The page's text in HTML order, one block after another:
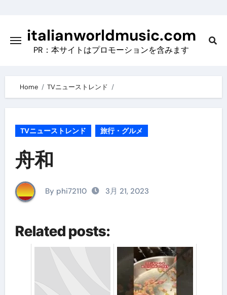
contentitalianworldmusic.com
PR：本サイトはプロモーションを含みます
Home TVニューストレンド
TVニューストレンド 旅行・グルメ
舟和
By phi72110 3月 21, 2023
Related posts: